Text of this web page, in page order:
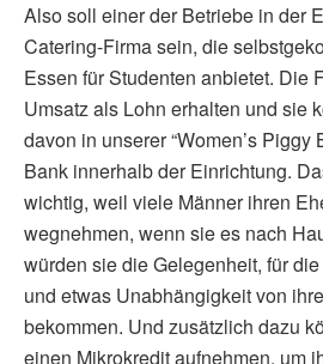
Also soll einer der Betriebe in der
Catering-Firma sein, die
Essen für Studenten anbietet. Die
Umsatz als Lohn erhalten und sie
davon in unserer “Women’s Piggy
Bank innerhalb der Einrichtung.
wichtig, weil viele Männer ihren
wegnehmen, wenn sie es nach
würden sie die Gelegenheit, für
und etwas Unabhängigkeit von
bekommen. Und zusätzlich dazu
einen Mikrokredit aufnehmen, um